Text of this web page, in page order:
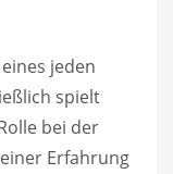
jeden
spielt
bei der
Erfahrung